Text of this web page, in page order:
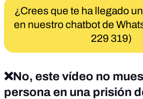
¿Crees que te ha llegado
en nuestro chatbot de
229 319)
❌No, este vídeo no
persona en una prisión